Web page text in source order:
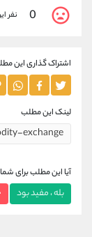
0 نفر
اشتراک گذاری این
لینک این مطلب
آیا این مطلب برای
بله ، مفید بود